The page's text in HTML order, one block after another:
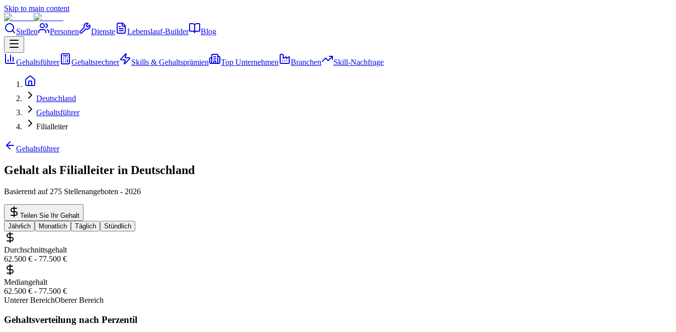
Skip to main content
Stellen Personen Dienste Lebenslauf-Builder Blog
Gehaltsführer Gehaltsrechner Skills & Gehaltsprämien Top Unternehmen Branchen Skill-Nachfrage
Deutschland
Gehaltsführer
Filialleiter
Gehaltsführer
Gehalt als Filialleiter in Deutschland
Basierend auf 275 Stellenangeboten - 2026
Teilen Sie Ihr Gehalt
Jährlich
Monatlich Täglich Stündlich
Durchschnittsgehalt
62.500 € - 77.500 €
Mediangehalt
62.500 € - 77.500 €
Unterer BereichOberer Bereich
Gehaltsverteilung nach Perzentil